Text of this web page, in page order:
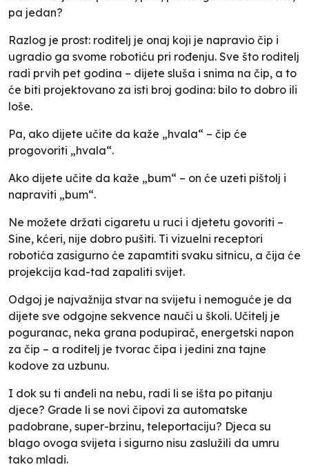
pa jedan?
Razlog je prost: roditelj je onaj koji je napravio čip i
ugradio ga svome robotiću pri rođenju. Sve što roditelj
radi prvih pet godina – dijete sluša i snima na čip, a to
će biti projektovano za isti broj godina: bilo to dobro ili
loše.
Pa, ako dijete učite da kaže „hvala“ – čip će
progovoriti „hvala“.
Ako dijete učite da kaže „bum“ – on će uzeti pištolj i
napraviti „bum“.
Ne možete držati cigaretu u ruci i djetetu govoriti –
Sine, kćeri, nije dobro pušiti. Ti vizuelni receptori
robotića zasigurno će zapamtiti svaku sitnicu, a čija će
projekcija kad-tad zapaliti svijet.
Odgoj je najvažnija stvar na svijetu i nemoguće je da
dijete sve odgojne sekvence nauči u školi. Učitelj je
poguranac, neka grana podupirač, energetski napon
za čip – a roditelj je tvorac čipa i jedini zna tajne
kodove za uzbunu.
I dok su ti anđeli na nebu, radi li se išta po pitanju
djece? Grade li se novi čipovi za automatske
padobrane, super-brzinu, teleportaciju? Djeca su
blago ovoga svijeta i sigurno nisu zaslužili da umru
tako mladi.